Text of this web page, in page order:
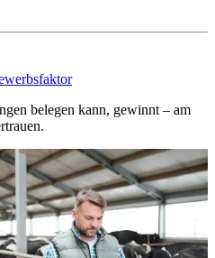
belegen kann, gewinnt – am